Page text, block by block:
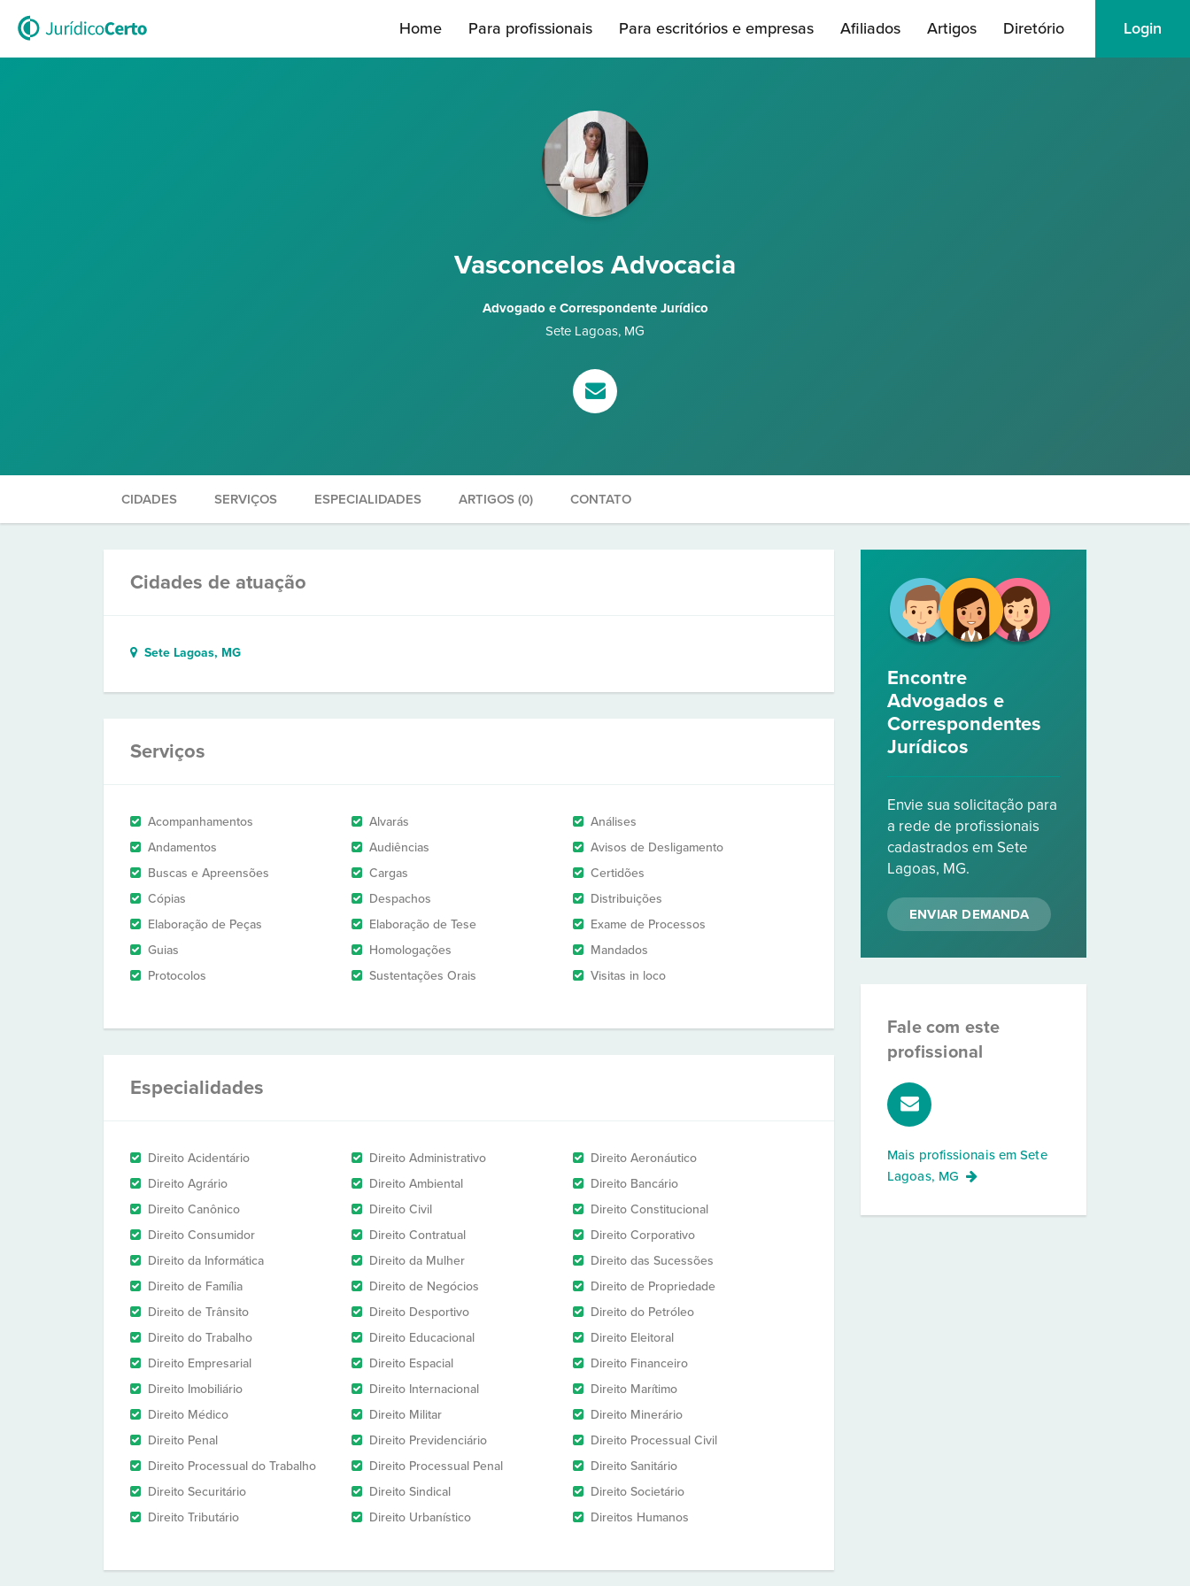
Home Para profissionais Para escritórios e empresas Afiliados Artigos Diretório Login
Vasconcelos Advocacia
Advogado e Correspondente Jurídico
Sete Lagoas, MG
CIDADES SERVIÇOS ESPECIALIDADES ARTIGOS (0) CONTATO
Cidades de atuação
Sete Lagoas, MG
Serviços
Acompanhamentos Alvarás
Análises
Andamentos
Audiências
Avisos de Desligamento
Buscas e Apreensões
Cargas
Certidões
Cópias
Despachos
Distribuições
Elaboração de Peças
Elaboração de Tese
Exame de Processos
Guias
Homologações
Mandados
Protocolos
Sustentações Orais Visitas in loco
Especialidades
Direito Acidentário Direito Administrativo
Direito Aeronáutico
Direito Agrário
Direito Ambiental
Direito Bancário
Direito Canônico
Direito Civil
Direito Constitucional
Direito Consumidor
Direito Contratual
Direito Corporativo
Direito da Informática
Direito da Mulher
Direito das Sucessões
Direito de Família
Direito de Negócios
Direito de Propriedade
Direito de Trânsito
Direito Desportivo
Direito do Petróleo
Direito do Trabalho
Direito Educacional
Direito Eleitoral
Direito Empresarial
Direito Espacial
Direito Financeiro
Direito Imobiliário
Direito Internacional
Direito Marítimo
Direito Médico
Direito Militar
Direito Minerário
Direito Penal
Direito Previdenciário
Direito Processual Civil
Direito Processual do Trabalho
Direito Processual Penal
Direito Sanitário
Direito Securitário
Direito Sindical
Direito Societário
Direito Tributário
Direito Urbanístico Direitos Humanos
Encontre
Advogados e
Correspondentes
Jurídicos
Envie sua solicitação para
a rede de profissionais
cadastrados em Sete
Lagoas, MG.
ENVIAR DEMANDA
Fale com este
profissional
Mais profissionais emSete
Lagoas, MG